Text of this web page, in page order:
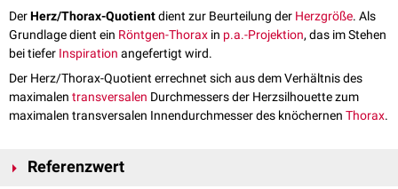
DerHerz/Thorax-Quotientdient zur Beurteilung der Herzgröße. Als
Grundlage dient ein Röntgen-Thorax in p.a.-Projektion, das im Stehen
bei tiefer Inspiration angefertigt wird.
Der Herz/Thorax-Quotient errechnet sich aus dem Verhältnis des
maximalen transversalen Durchmessers der Herzsilhouette zum
maximalen transversalen Innendurchmesser des knöchernen Thorax.
Referenzwert